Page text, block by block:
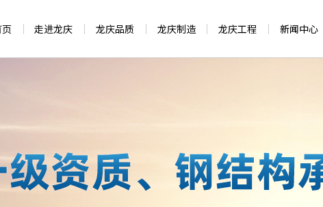
走进龙庆 龙庆品质 龙庆制造 龙庆工程 新闻中心